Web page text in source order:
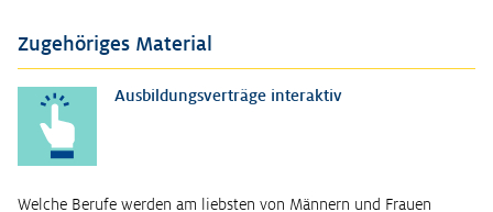
Zugehöriges Material
Ausbildungsverträge interaktiv
Welche Berufe werden am liebsten von Männern und Frauen